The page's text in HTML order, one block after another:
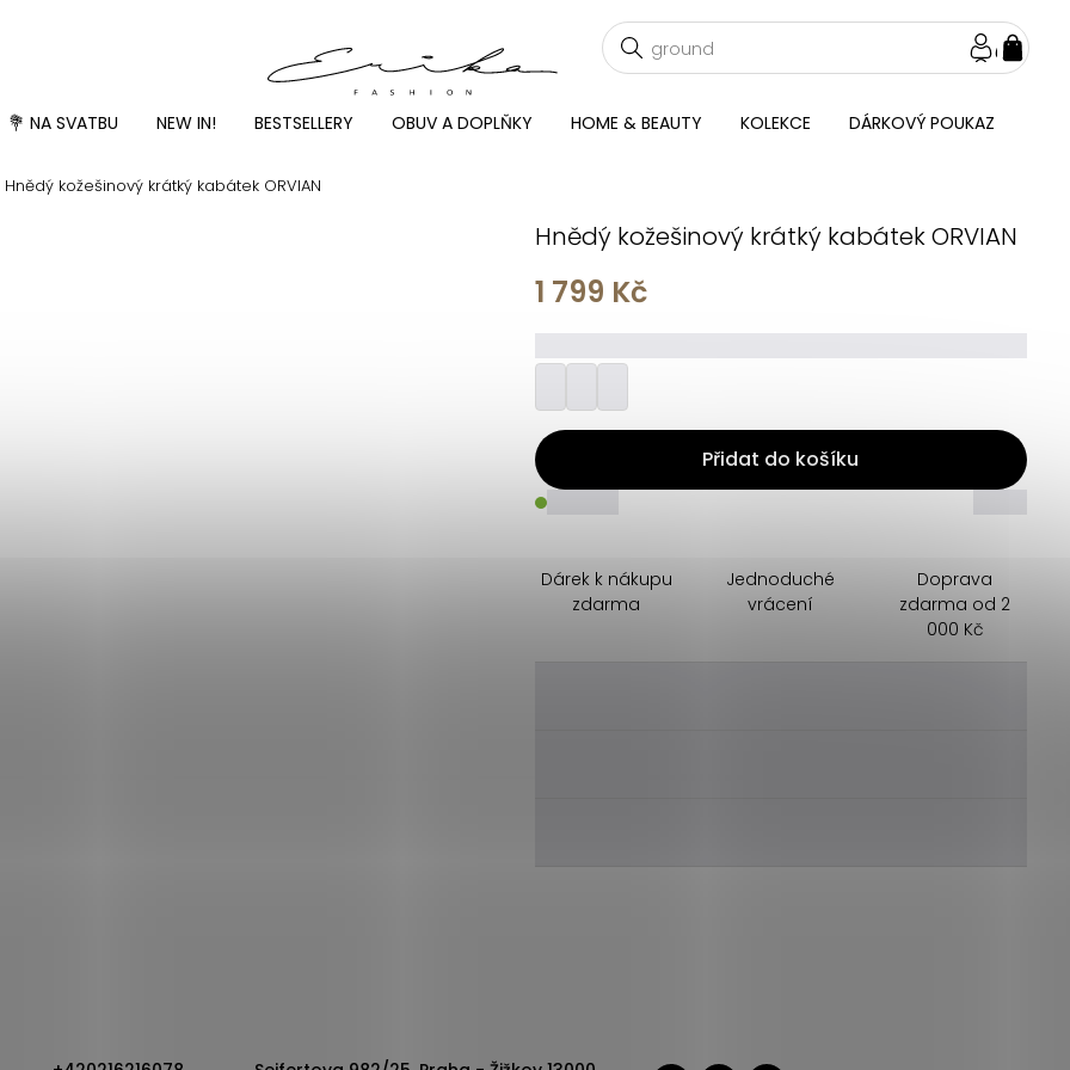
💐 NA SVATBU NEW IN! BESTSELLERY OBUV A DOPLŇKY HOME & BEAUTY KOLEKCE DÁRKOVÝ POUKAZ
Hnědý kožešinový krátký kabátek ORVIAN
Hnědý kožešinový krátký kabátek ORVIAN
1 799 Kč
Přidat do košíku
_____
Dárek k nákupu
zdarma
Jednoduché
vrácení
Doprava
zdarma od 2
000 Kč